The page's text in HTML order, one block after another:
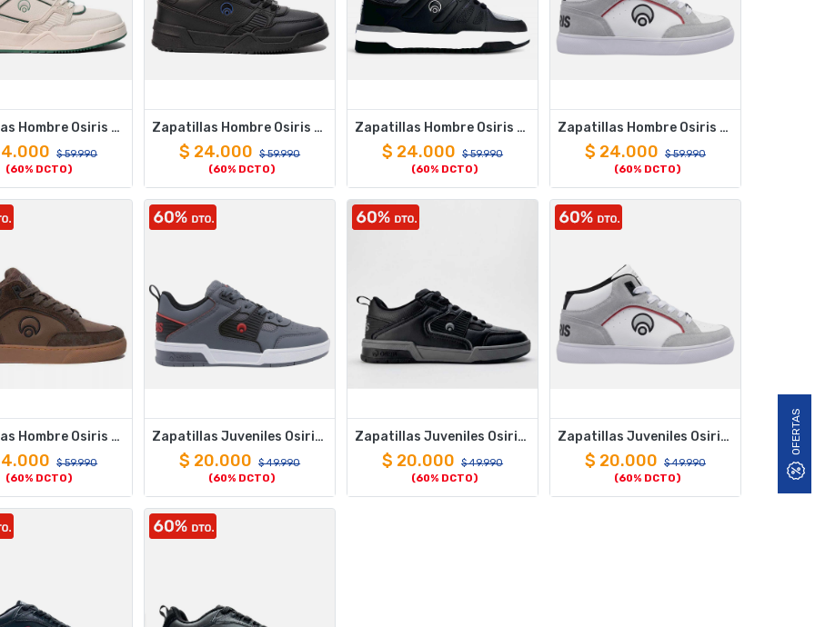
OFERTAS
Zapatillas Hombre Osiris Melen Skate Urbano Beige
$59.990
(60% DCTO)
Zapatillas Hombre Osiris Melen Skate Urbano Negro
$ 24.000 $59.990
(60% DCTO)
Zapatillas Hombre Osiris Baha Skate Urbano Black
$ 24.000 $59.990
(60% DCTO)
Zapatillas Hombre Osiris Durango Skate Urbano Gris
$ 24.000 $59.990
(60% DCTO)
Zapatillas Hombre Osiris Durango Skate Urbano Brown
$59.990
(60% DCTO)
Zapatillas Juveniles Osiris Quebec Jr Skate Urbano Gris
$ 20.000 $49.990
(60% DCTO)
Zapatillas Juveniles Osiris Quebec Jr Gris Skate Urbano
$ 20.000 $49.990
(60% DCTO)
Zapatillas Juveniles Osiris Durango Jr Skate Urbano Gris
$ 20.000 $49.990
(60% DCTO)